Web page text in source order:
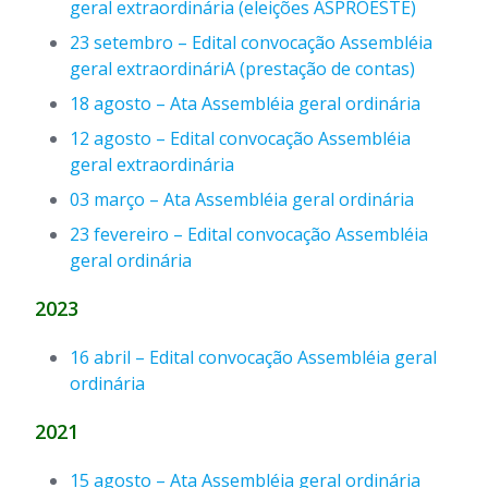
geral extraordinária (eleições ASPROESTE)
23 setembro – Edital convocação Assembléia
geral extraordináriA (prestação de contas)
18 agosto – Ata Assembléia geral ordinária
12 agosto – Edital convocação Assembléia
geral extraordinária
03 março – Ata Assembléia geral ordinária
23 fevereiro – Edital convocação Assembléia
geral ordinária
2023
16 abril – Edital convocação Assembléia geral
ordinária
2021
15 agosto – Ata Assembléia geral ordinária